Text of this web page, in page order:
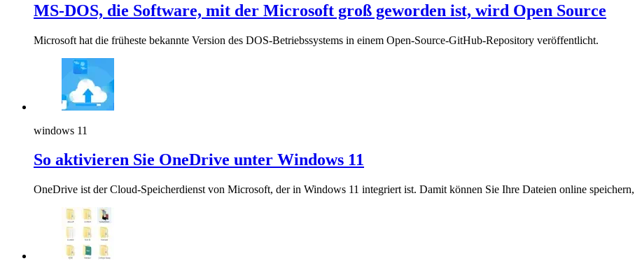
MS-DOS, die Software, mit der Microsoft groß geworden ist, wird Open Source
Microsoft hat die früheste bekannte Version des DOS-Betriebssystems in einem Open-Source-GitHub-Repository veröffentlicht.
windows 11
So aktivieren Sie OneDrive unter Windows 11
OneDrive ist der Cloud-Speicherdienst von Microsoft, der in Windows 11 integriert ist. Damit können Sie Ihre Dateien online